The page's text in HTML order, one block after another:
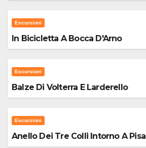
Escursioni
In Bicicletta A Bocca D'Arno
Escursioni
Balze Di Volterra E Larderello
Escursioni
Anello Dei Tre Colli Intorno A Pisa